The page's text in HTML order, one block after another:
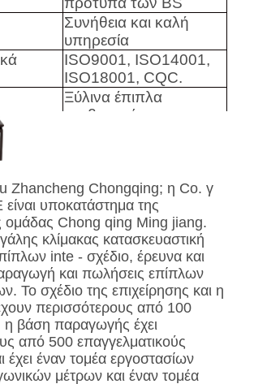
Συνήθεια και καλή
υπηρεσία
ISO9001, ISO14001,
ISO18001, CQC.
Ξύλινα έπιπλα
κρεβατοκάμαρων
Hafele/Blum Archie ι
Hettich
Υψηλός αφρός
Densily.
Ύφασμα/δέρμα PU/
γνήσια πρότυπα ή
BS5852 Standardire
δέρματος/δέρματος
CA117 Microfiber
ανθεκτικό
Zhancheng Chongqing; η Co. γ
υποκατάστημα της
ομάδας Chong qing Ming jiang.
κλίμακας κατασκευαστική
inte - σχέδιο, έρευνα και
και πωλήσεις επίπλων
Το σχέδιο της επιχείρησης και η
περισσότερους από 100
βάση παραγωγής έχει
από 500 επαγγελματικούς
έχει έναν τομέα εργοστασίων
μέτρων και έναν τομέα